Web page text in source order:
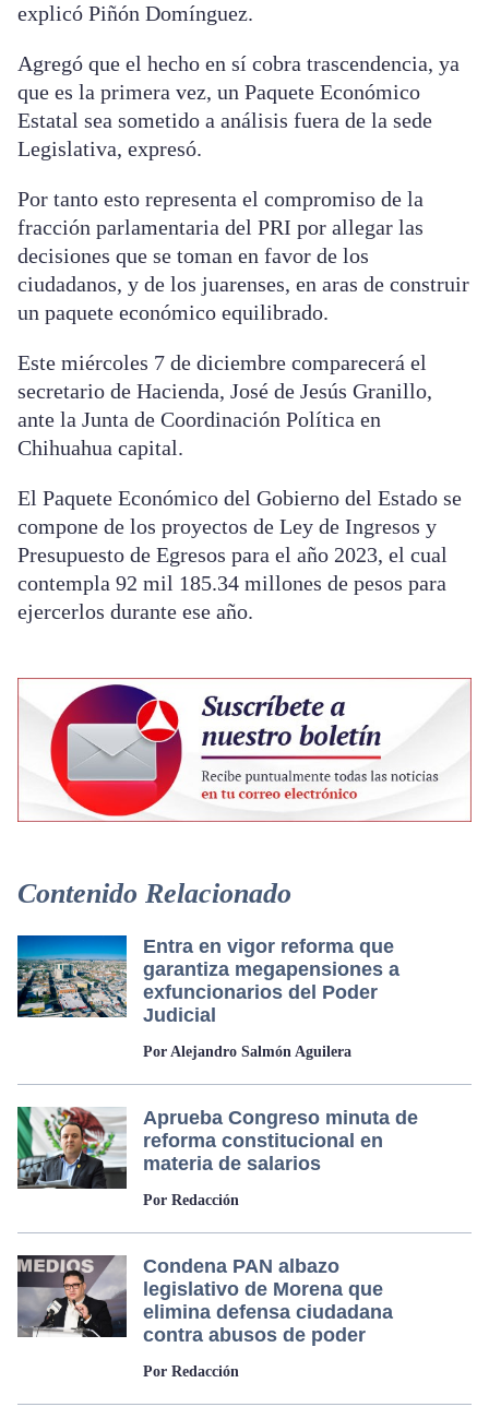
explicó Piñón Domínguez.
Agregó que el hecho en sí cobra trascendencia, ya
que es la primera vez, un Paquete Económico
Estatal sea sometido a análisis fuera de la sede
Legislativa, expresó.
Por tanto esto representa el compromiso de la
fracción parlamentaria del PRI por allegar las
decisiones que se toman en favor de los
ciudadanos, y de los juarenses, en aras de construir
un paquete económico equilibrado.
Este miércoles 7 de diciembre comparecerá el
secretario de Hacienda, José de Jesús Granillo,
ante la Junta de Coordinación Política en
Chihuahua capital.
El Paquete Económico del Gobierno del Estado se
compone de los proyectos de Ley de Ingresos y
Presupuesto de Egresos para el año 2023, el cual
contempla 92 mil 185.34 millones de pesos para
ejercerlos durante ese año.
Contenido Relacionado
Entra en vigor reforma que
garantiza megapensiones a
exfuncionarios del Poder
Judicial
Por Alejandro Salmón Aguilera
Aprueba Congreso minuta de
reforma constitucional en
materia de salarios
Por Redacción
Condena PAN albazo
legislativo de Morena que
elimina defensa ciudadana
contra abusos de poder
Por Redacción